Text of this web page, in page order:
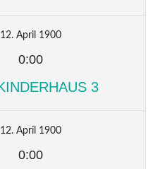
12. April 1900
0:00
3
12. April 1900
0:00